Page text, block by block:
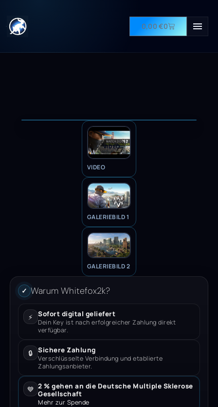
0,00€0
VIDEO
VIDEO
GALERIEBILD 1
GALERIEBILD 2
✓ Warum Whitefox2k?
⚡ Sofort digital geliefert
Dein Key ist nach erfolgreicher Zahlung direkt
verfügbar.
🔒 Sichere Zahlung
Verschlüsselte Verbindung und etablierte
Zahlungsanbieter.
💙 2 % gehen an die Deutsche Multiple Sklerose
Gesellschaft
Mehr zur Spende